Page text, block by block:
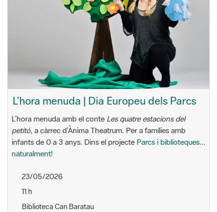
L’hora menuda | Dia Europeu dels Parcs
L’hora menuda amb el conte Les quatre estacions del
petitó, a càrrec d’Ànima Theatrum. Per a famílies amb
infants de 0 a 3 anys. Dins el projecte Parcs i biblioteques...
naturalment!
23/05/2026
11 h
Biblioteca Can Baratau